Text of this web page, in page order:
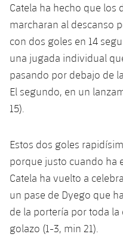
Catela ha hecho que los
marcharan al descanso
con dos goles en 14
una jugada individual
pasando por debajo de
El segundo, en un
15).
Estos dos goles
porque justo cuando ha
Catela ha vuelto a
un pase de Dyego que
de la portería por toda
golazo (1-3, min 21).